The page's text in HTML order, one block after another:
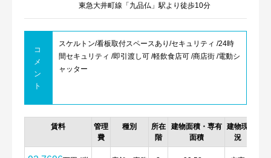
東急大井町線「九品仏」駅より徒歩10分
コ
メ
ン
ト
スケルトン/看板取付スペースあり/セキュリティ /24時
間セキュリティ /即引渡し可 /軽飲食店可 /商店街 /電動シ
ャッター
賃料
管理
費
種別
所在
階
建物面積・専有
面積
建物現
況